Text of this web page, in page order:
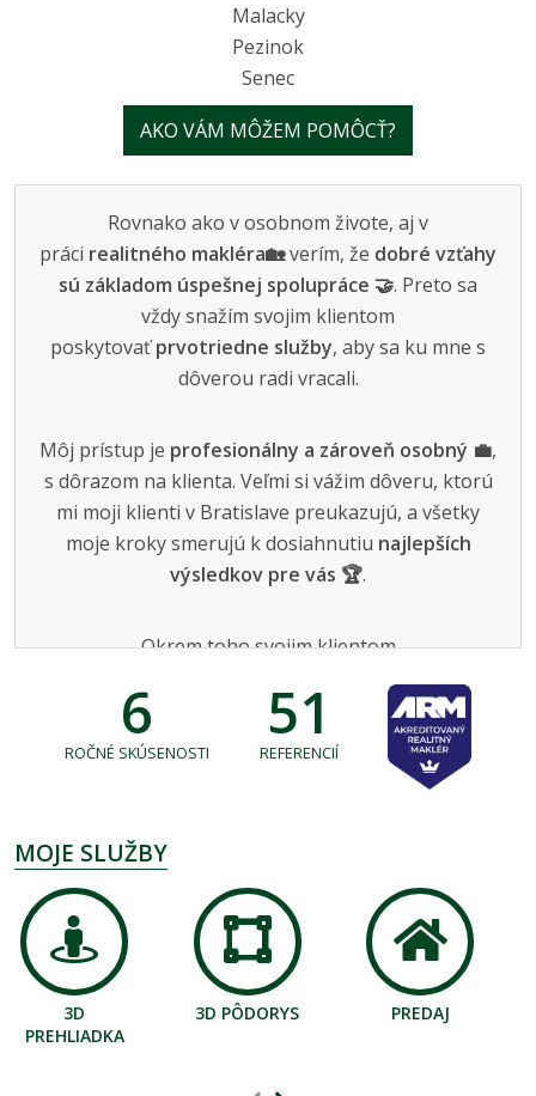
Malacky
Pezinok
Senec
AKO VÁM MÔŽEM POMÔCŤ?
Rovnako ako v osobnom živote, aj v
práci realitného makléra🏡verím, že dobré vzťahy
sú základom úspešnej spolupráce 🤝. Preto sa
vždy snažím svojim klientom
poskytovaťprvotriedne služby, aby sa ku mne s
dôverou radi vracali.
Môj prístup je profesionálny a zároveň osobný 💼,
s dôrazom na klienta. Veľmi si vážim dôveru, ktorú
mi moji klienti v Bratislave preukazujú, a všetky
moje kroky smerujú k dosiahnutiu najlepších
výsledkov pre vás 🏆.
Okrem toho svojim klientom
predaji aj kúpe nehnuteľností v Bratislave, aby bol
celý proces jednoduchý a bezstarostný.
Bratislave, ktorý kladie dôraz na ľudský prístup a
spokojnosť klienta, som tu pre vás.
našu spoluprácu! 🌟
6
ROČNÉ SKÚSENOSTI
51
REFERENCIÍ
MOJE SLUŽBY
3D
PREHLIADKA
3D PÔDORYS PREDAJ